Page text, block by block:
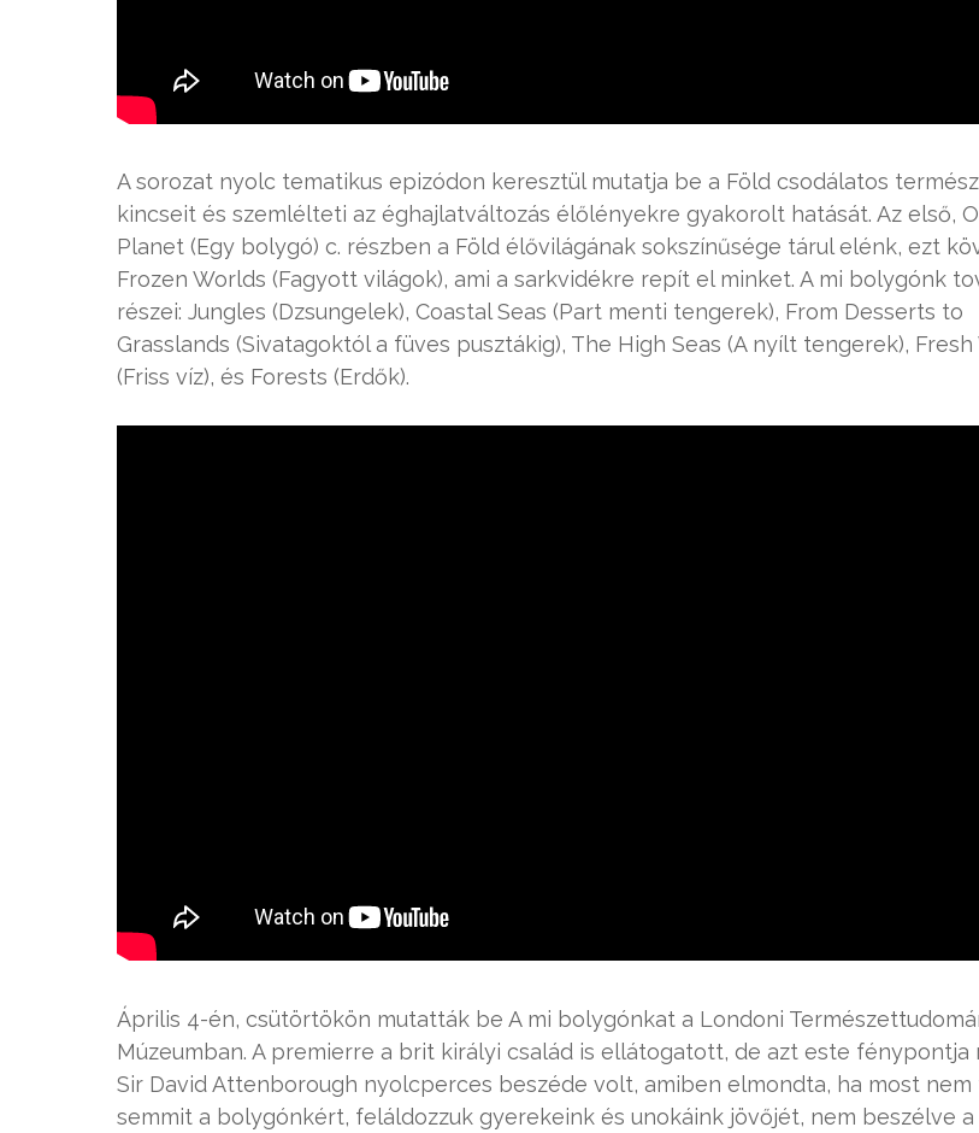
A sorozat nyolc tematikus epizódon keresztül mutatja be a Föld csodálatos
kincseit és szemlélteti az éghajlatváltozás élőlényekre gyakorolt hatását. Az első,
Planet (Egy bolygó) c. részben a Föld élővilágának sokszínűsége tárul elénk, ezt
Frozen Worlds (Fagyott világok), ami a sarkvidékre repít el minket. A mi bolygónk
részei: Jungles (Dzsungelek), Coastal Seas (Part menti tengerek), From Desserts to
Grasslands (Sivatagoktól a füves pusztákig), The High Seas (A nyílt tengerek),
(Friss víz), és Forests (Erdők).
Április 4-én, csütörtökön mutatták be A mi bolygónkat a Londoni
Múzeumban. A premierre a brit királyi család is ellátogatott, de azt este fénypontja
Sir David Attenborough nyolcperces beszéde volt, amiben elmondta, ha most nem
semmit a bolygónkért, feláldozzuk gyerekeink és unokáink jövőjét, nem beszélve a